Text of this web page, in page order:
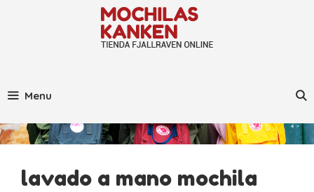
Menu
lavado a mano mochila